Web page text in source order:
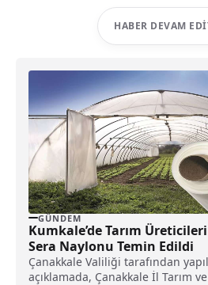
HABER DEVAM
GÜNDEM
Kumkale’de Tarım
Sera Naylonu Temin Edildi
Çanakkale Valiliği tarafından
açıklamada, Çanakkale İl Tarım